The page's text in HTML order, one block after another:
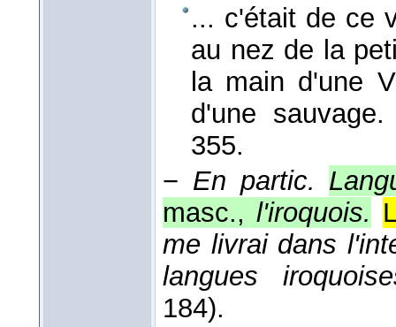
... c'était de ce
au nez de la
la main d'une
d'une
355.
− En partic.
masc.,l'iroquois.
me livrai dans
langues
184).